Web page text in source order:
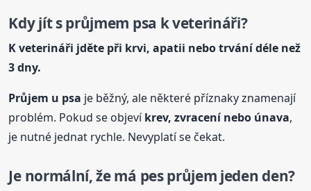
Kdy jít s průjmem psa k veterináři?
K veterináři jděte při krvi, apatii nebo trvání déle než
3 dny.
Průjem u psa je běžný, ale některé příznaky znamenají
problém. Pokud se objevíkrev, zvracení nebo únava,
je nutné jednat rychle. Nevyplatí se čekat.
Je normální, že má pes průjem jeden den?